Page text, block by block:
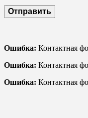
Ошибка: Контактная
Ошибка: Контактная
Ошибка: Контактная